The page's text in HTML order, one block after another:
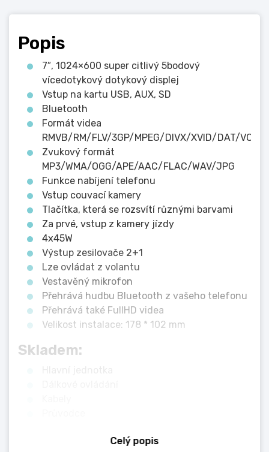
Popis
7″, 1024×600 super citlivý 5bodový
vícedotykový dotykový displej
Vstup na kartu USB, AUX, SD
Bluetooth
Formát videa
RMVB/RM/FLV/3GP/MPEG/DIVX/XVID/DAT/VOB/
Zvukový formát
MP3/WMA/OGG/APE/AAC/FLAC/WAV/JPG
Funkce nabíjení telefonu
Vstup couvací kamery
Tlačítka, která se rozsvítí různými barvami
Za prvé, vstup z kamery jízdy
4x45W
Výstup zesilovače 2+1
Lze ovládat z volantu
Vestavěný mikrofon
Přehrává hudbu Bluetooth z vašeho telefonu
Přehrává také FullHD videa
Velikost instalace: 178 * 102 mm
Skladem:
Celý popis